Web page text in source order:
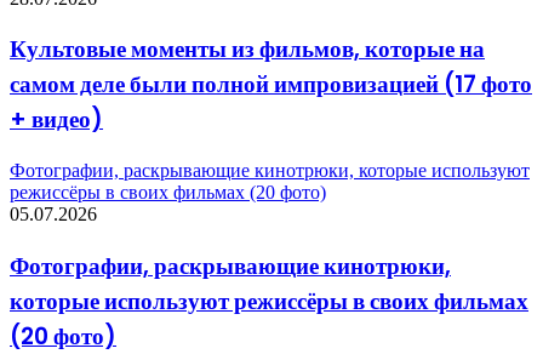
Культовые моменты из фильмов, которые на
самом деле были полной импровизацией (17 фото
+ видео)
Фотографии, раскрывающие кинотрюки, которые используют
режиссёры в своих фильмах (20 фото)
05.07.2026
Фотографии, раскрывающие кинотрюки,
которые используют режиссёры в своих фильмах
(20 фото)